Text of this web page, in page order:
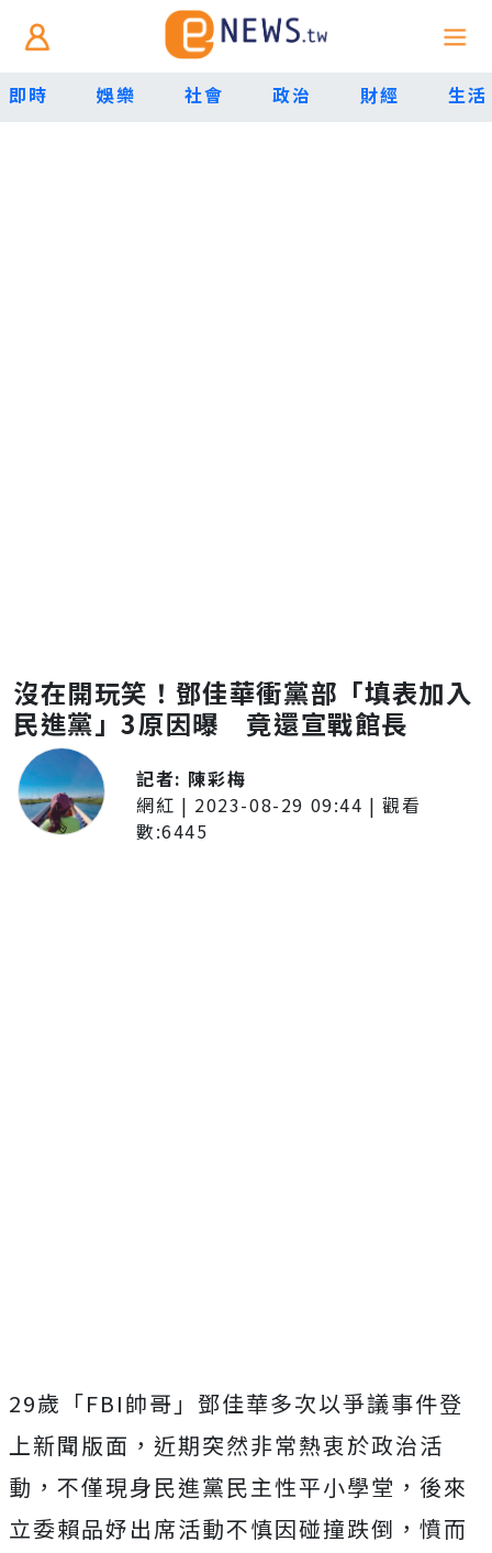
即時 娛樂 社會 政治 財經 生活
沒在開玩笑！鄧佳華衝黨部「填表加入
民進黨」3原因曝 竟還宣戰館長
記者: 陳彩梅
網紅 | 2023-08-29 09:44 | 觀看
數:6445
29歲「FBI帥哥」鄧佳華多次以爭議事件登
上新聞版面，近期突然非常熱衷於政治活
動，不僅現身民進黨民主性平小學堂，後來
立委賴品妤出席活動不慎因碰撞跌倒，憤而